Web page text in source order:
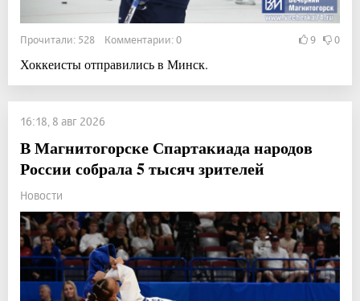
Прочитали: 528 Комментарии: 0 9 0
Хоккеисты отправились в Минск.
16:18, 8 авг 2026
В Магнитогорске Спартакиада народов
России собрала 5 тысяч зрителей
Новости